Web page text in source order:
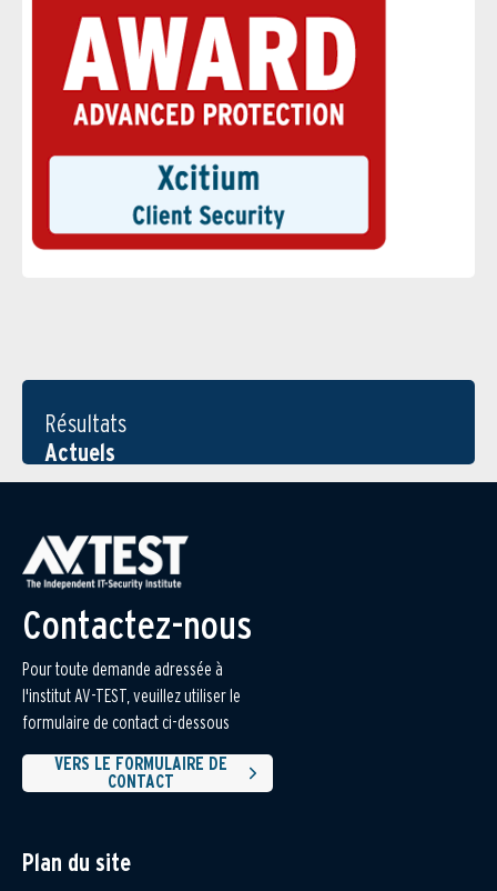
Résultats
Actuels
Contactez-nous
Pour toute demande adressée à
l'institut AV-TEST, veuillez utiliser le
formulaire de contact ci-dessous
VERS LE FORMULAIRE DE
CONTACT
Plan du site